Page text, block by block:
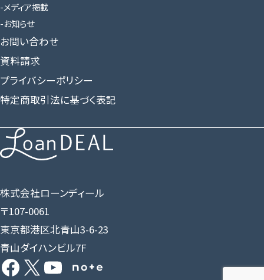
株式会社ローンディール
〒107-0061
東京都港区北青山3-6-23
青山ダイハンビル7F
Facebook
X YouTube
Share Icon
メディア掲載
お知らせ
お問い合わせ
資料請求
プライバシーポリシー
特定商取引法に基づく表記